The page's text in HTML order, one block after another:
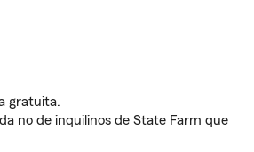
gratuita.
no de inquilinos de State Farm que